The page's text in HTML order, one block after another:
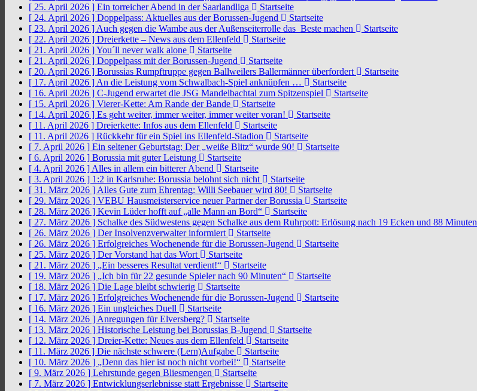
[ 25. April 2026 ] Ein torreicher Abend in der Saarlandliga
Startseite
[ 24. April 2026 ] Doppelpass: Aktuelles aus der Borussen-Jugend
Startseite
[ 23. April 2026 ] Auch gegen die Wambe aus der Außenseiterrolle das Beste machen
Startseite
[ 22. April 2026 ] Dreierkette – News aus dem Ellenfeld
Startseite
[ 21. April 2026 ]You´ll never walk alone
Startseite
[ 21. April 2026 ] Doppelpass mit der Borussen-Jugend
Startseite
[ 20. April 2026 ] Borussias Rumpftruppe gegen Ballweilers Ballermänner überfordert
Startseite
[ 17. April 2026 ] An die Leistung vom Schwalbach-Spiel anknüpfen …
Startseite
[ 16. April 2026 ] C-Jugend erwartet die JSG Mandelbachtal zum Spitzenspiel
Startseite
[ 15. April 2026 ] Vierer-Kette: Am Rande der Bande
Startseite
[ 14. April 2026 ] Es geht weiter, immer weiter, immer weiter voran!
Startseite
[ 11. April 2026 ] Dreierkette: Infos aus dem Ellenfeld
Startseite
[ 11. April 2026 ] Rückkehr für ein Spiel ins Ellenfeld-Stadion
Startseite
[ 7. April 2026 ] Ein seltener Geburtstag: Der „weiße Blitz“ wurde 90!
Startseite
[ 6. April 2026 ] Borussia mit guter Leistung
Startseite
[ 4. April 2026 ] Alles in allem ein bitterer Abend
Startseite
[ 3. April 2026 ] 1:2 in Karlsruhe: Borussia belohnt sich nicht
Startseite
[ 31. März 2026 ] Alles Gute zum Ehrentag: Willi Seebauer wird 80!
Startseite
[ 29. März 2026 ] VEBU Hausmeisterservice neuer Partner der Borussia
Startseite
[ 28. März 2026 ] Kevin Lüder hofft auf „alle Mann an Bord“
Startseite
[ 27. März 2026 ] Schalke des Südwestens gegen Schalke aus dem Ruhrpott: Erlösung nach 19 Ecken und 88 Minuten
[ 26. März 2026 ] Der Insolvenzverwalter informiert
Startseite
[ 26. März 2026 ] Erfolgreiches Wochenende für die Borussen-Jugend
Startseite
[ 25. März 2026 ] Der Vorstand hat das Wort
Startseite
[ 21. März 2026 ] „Ein besseres Resultat verdient!“
Startseite
[ 19. März 2026 ] „Ich bin für 22 gesunde Spieler nach 90 Minuten“
Startseite
[ 18. März 2026 ] Die Lage bleibt schwierig
Startseite
[ 17. März 2026 ] Erfolgreiches Wochenende für die Borussen-Jugend
Startseite
[ 16. März 2026 ] Ein ungleiches Duell
Startseite
[ 14. März 2026 ] Anregungen für Elversberg?
Startseite
[ 13. März 2026 ] Historische Leistung bei Borussias B-Jugend
Startseite
[ 12. März 2026 ] Dreier-Kette: Neues aus dem Ellenfeld
Startseite
[ 11. März 2026 ] Die nächste schwere (Lern)Aufgabe
Startseite
[ 10. März 2026 ] „Denn das hier ist noch nicht vorbei!“
Startseite
[ 9. März 2026 ] Lehrstunde gegen Bliesmengen
Startseite
[ 7. März 2026 ] Entwicklungserlebnisse statt Ergebnisse
Startseite